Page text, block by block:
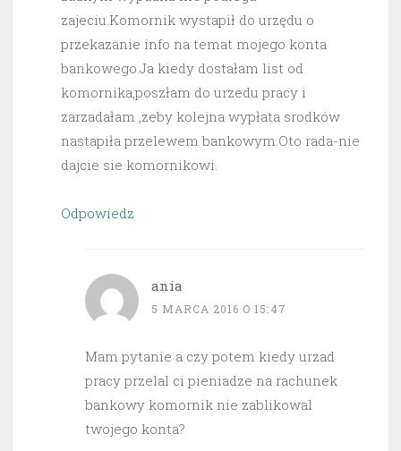
zajeciu.Komornik wystapił do urzędu o
przekazanie info na temat mojego konta
bankowego.Ja kiedy dostałam list od
komornika,poszłam do urzedu pracy i
zarzadałam ,zeby kolejna wypłata srodków
nastapiła przelewem bankowym.Oto rada-nie
dajcie sie komornikowi.
Odpowiedz
ania
5 MARCA 2016 O 15:47
Mam pytanie a czy potem kiedy urzad
pracy przelal ci pieniadze na rachunek
bankowy komornik nie zablikowal
twojego konta?